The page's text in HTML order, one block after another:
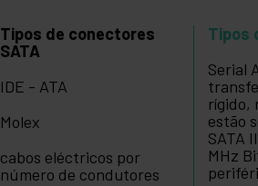
Tipos de conectores
SATA
IDE - ATA
Molex
cabos eléctricos por
número de condutores
Tipos
Serial
rígido,
estão
SATA
MHz